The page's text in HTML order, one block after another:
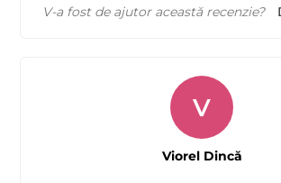
V-a fost de ajutor această recenzie?
V
Viorel Dincă